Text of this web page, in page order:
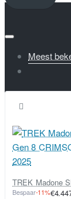
Meest
TREK Madone
Bespaar-11%